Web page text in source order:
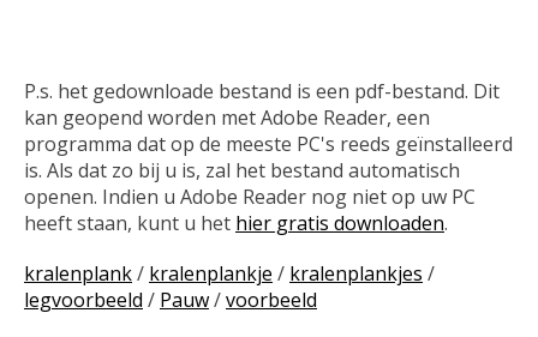
P.s. het gedownloade bestand is een pdf-bestand. Dit
kan geopend worden met Adobe Reader, een
programma dat op de meeste PC's reeds geïnstalleerd
is. Als dat zo bij u is, zal het bestand automatisch
openen. Indien u Adobe Reader nog niet op uw PC
heeft staan, kunt u het hier gratis downloaden.
kralenplank/ kralenplankje / kralenplankjes /
legvoorbeeld / Pauw/voorbeeld